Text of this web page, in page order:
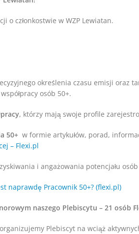
o członkostwie w WZP Lewiatan.
określenia czasu emisji oraz
osób 50+.
, którzy mają swoje profile
50+ w formie artykułów, porad,
– Flexi.pl
i angażowania potencjału
naprawdę Pracownik 50+? (flexi.pl)
naszego Plebiscytu – 21 osób
Plebiscyt na wciąż